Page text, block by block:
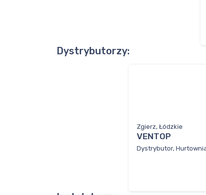
Dystrybutorzy:
Zgierz, Łódzkie
VENTOP
Dystrybutor,